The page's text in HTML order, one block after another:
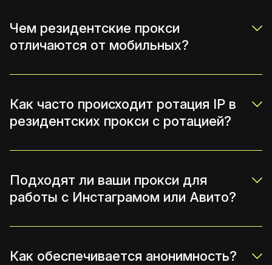
Чем резидентские прокси
отличаются от мобильных?
Как часто происходит ротация IP в
резидентских прокси с ротацией?
Подходят ли ваши прокси для
работы с Инстаграмом или Авито?
Как обеспечивается анонимность?